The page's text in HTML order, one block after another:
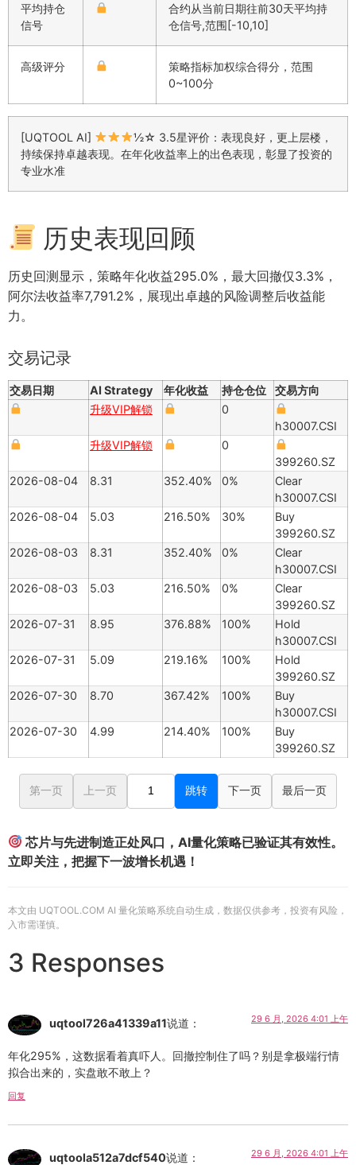
平均持仓
信号
合约从当前日期往前30天平均持
仓信号,范围[-10,10]
高级评分
策略指标加权综合得分，范围
0~100分
[UQTOOL AI]
½☆ 3.5星评价：表现良好，更上层楼，
持续保持卓越表现。在年化收益率上的出色表现，彰显了投资的
专业水准
历史表现回顾
历史回测显示，策略年化收益295.0%，最大回撤仅3.3%，
阿尔法收益率7,791.2%，展现出卓越的风险调整后收益能
力。
交易记录
交易日期 AI Strategy 年化收益 持仓仓位
交易方向
升级VIP解锁
0
h30007.CSI
升级VIP解锁
0
399260.SZ
2026-08-04
8.31 352.40% 0%
Clear
h30007.CSI
2026-08-04
5.03 216.50% 30%
Buy
399260.SZ
2026-08-03
8.31 352.40% 0%
Clear
h30007.CSI
2026-08-03
5.03 216.50% 0%
Clear
399260.SZ
2026-07-31
8.95 376.88% 100%
Hold
h30007.CSI
2026-07-31
5.09 219.16% 100%
Hold
399260.SZ
2026-07-30
8.70 367.42% 100%
Buy
h30007.CSI
2026-07-30
4.99 214.40% 100%
Buy
399260.SZ
第一页 上一页 跳转 下一页 最后一页
芯片与先进制造正处风口，AI量化策略已验证其有效性。
立即关注，把握下一波增长机遇！
本文由 UQTOOL.COM AI 量化策略系统自动生成，数据仅供参考，投资有风险，
入市需谨慎。
3 Responses
uqtool726a41339a11说道： 29 6 月, 2026 4:01 上午
年化295%，这数据看着真吓人。回撤控制住了吗？别是拿极端行情
拟合出来的，实盘敢不敢上？
回复
uqtoola512a7dcf540说道： 29 6 月, 2026 4:01 上午